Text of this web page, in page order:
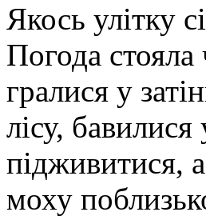
Якось улітку
Погода стояла
гралися у
лісу,
підживитися,
моху